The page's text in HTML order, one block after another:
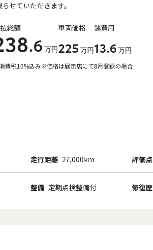
せていただきます。
総額
.6 万円
車両価格
225 万円
諸費用
13.6万円
費税10%込み※価格は展示店にて8月登録の場合
走行距離 27,000km 評価点
整備 定期点検整備付 修復歴